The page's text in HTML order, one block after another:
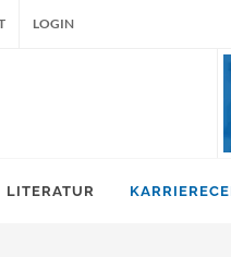
LOGIN
LITERATUR